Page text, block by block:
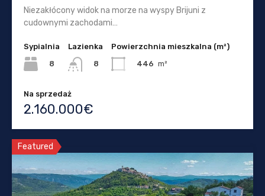
Niezakłócony widok na morze na wyspy Brijuni z
cudownymi zachodami…
Sypialnia
8
Lazienka
8
Powierzchnia mieszkalna (m²)
446 m²
Na sprzedaż
2.160.000€
Featured